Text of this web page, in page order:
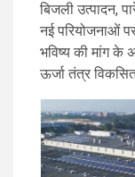
बिजली उत्पादन,
नई परियोजनाओं
भविष्य की मांग के
ऊर्जा तंत्र